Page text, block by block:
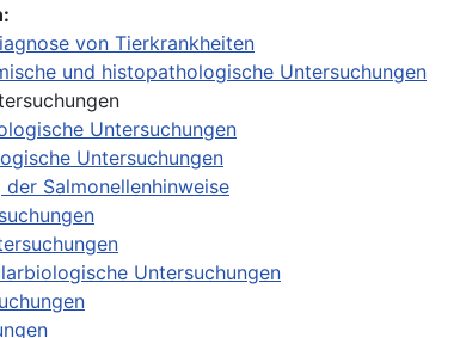
von Tierkrankheiten
und histopathologische Untersuchungen
Untersuchungen
Untersuchungen
der Salmonellenhinweise
Untersuchungen